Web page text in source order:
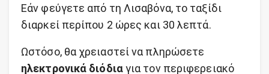
Εάν φεύγετε από τη Λισαβόνα, το ταξίδι
διαρκεί περίπου 2 ώρες και 30 λεπτά.
Ωστόσο, θα χρειαστεί να πληρώσετε
ηλεκτρονικά διόδιαγια τον περιφερειακό